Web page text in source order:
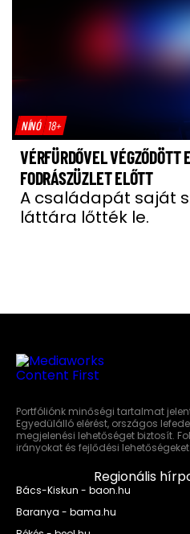
NÍNÓ 18+
VÉRFÜRDŐVEL VÉGZŐDÖTT
FODRÁSZÜZLET ELŐTT
A családapát saját
láttára lőtték le.
Portfóliónk minőségi tartalmat
Egyedülálló elérést, országos
megjelenési lehetőséget biztosít.
irányokat és fejlődési
Regionális
Bács-Kiskun - baon.hu
Baranya - bama.hu